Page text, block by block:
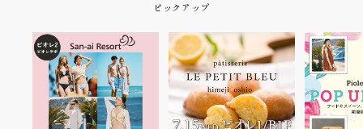
ピックアップ